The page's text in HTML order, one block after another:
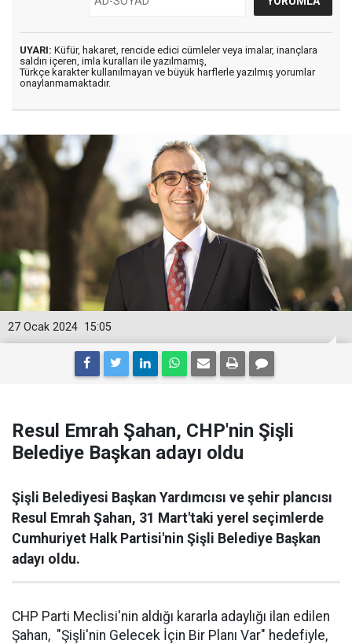
UYARI: Küfür, hakaret, rencide edici cümleler veya imalar, inançlara
saldırı içeren, imla kuralları ile yazılmamış,
Türkçe karakter kullanılmayan ve büyük harflerle yazılmış yorumlar
onaylanmamaktadır.
15:05
27 Ocak 2024
Resul Emrah Şahan, CHP'nin Şişli
Belediye Başkan adayı oldu
Şişli Belediyesi Başkan Yardımcısı ve şehir plancısı
Resul Emrah Şahan, 31 Mart'taki yerel seçimlerde
Cumhuriyet Halk Partisi'nin Şişli Belediye Başkan
adayı oldu.
CHP Parti Meclisi'nin aldığı kararla adaylığı ilan edilen
Şahan, "Şişli'nin Gelecek İçin Bir Planı Var" hedefiyle,